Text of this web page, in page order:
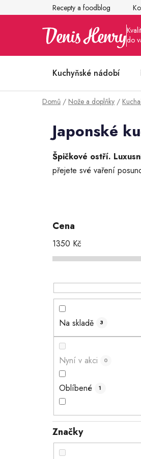
na
Recepty a foodblog
Kuchyňské nádobí
Články z kuchyně
Domů / Nože a doplňky /
Japonské
Špičkové ostří.
přejete své vaření
Cena
1350 Kč
Na skladě 3
Nyní v akci 0
Oblíbené 1
Značky